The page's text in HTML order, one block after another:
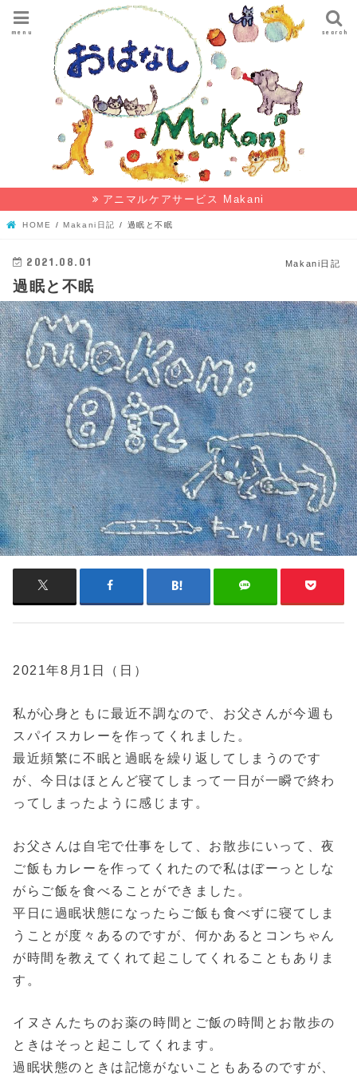
search
menu
アニマルケアサービス Makani
HOME Makani日記 過眠と不眠
Makani日記
2021.08.01
過眠と不眠
2021年8月1日（日）
私が心身ともに最近不調なので、お父さんが今週も
スパイスカレーを作ってくれました。
最近頻繁に不眠と過眠を繰り返してしまうのです
が、今日はほとんど寝てしまって一日が一瞬で終わ
ってしまったように感じます。
お父さんは自宅で仕事をして、お散歩にいって、夜
ご飯もカレーを作ってくれたので私はぼーっとしな
がらご飯を食べることができました。
平日に過眠状態になったらご飯も食べずに寝てしま
うことが度々あるのですが、何かあるとコンちゃん
が時間を教えてくれて起こしてくれることもありま
す。
イヌさんたちのお薬の時間とご飯の時間とお散歩の
ときはそっと起こしてくれます。
過眠状態のときは記憶がないこともあるのですが、